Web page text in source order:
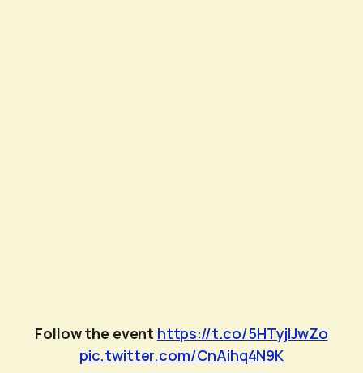
Follow the event https://t.co/5HTyjlJwZo
pic.twitter.com/CnAihq4N9K